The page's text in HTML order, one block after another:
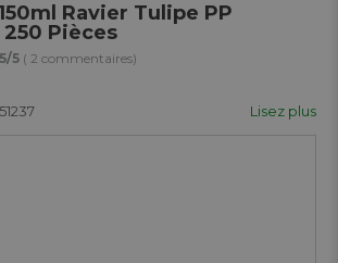
Ravier Tulipe PP
Pièces
5/5 ( 2 commentaires)
Lisez plus